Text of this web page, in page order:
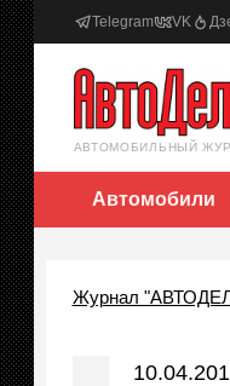
Telegram VK
АВТОМОБИЛЬНЫЙ
Автомобили
Журнал